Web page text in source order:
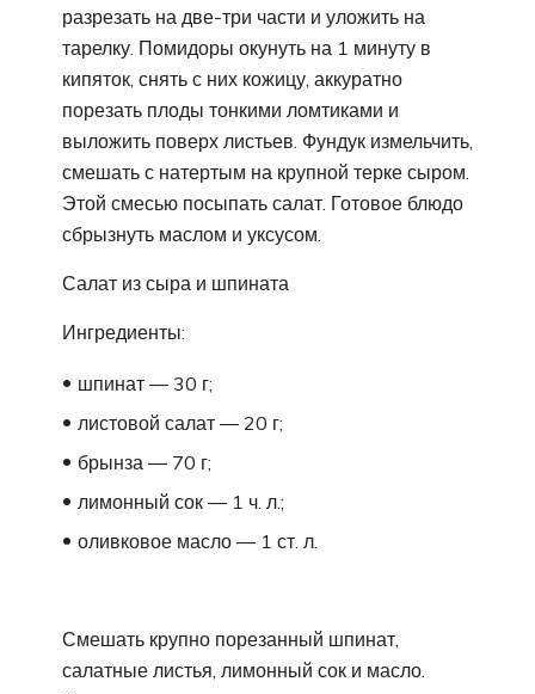
разрезать на две-три части и уложить на
тарелку. Помидоры окунуть на 1 минуту в
кипяток, снять с них кожицу, аккуратно
порезать плоды тонкими ломтиками и
выложить поверх листьев. Фундук измельчить,
смешать с натертым на крупной терке сыром.
Этой смесью посыпать салат. Готовое блюдо
сбрызнуть маслом и уксусом.
Салат из сыра и шпината
Ингредиенты:
шпинат ― 30 г;
листовой салат ― 20 г;
брынза ― 70 г;
лимонный сок ― 1 ч. л.;
оливковое масло ― 1 ст. л.
Смешать крупно порезанный шпинат,
салатные листья, лимонный сок и масло.